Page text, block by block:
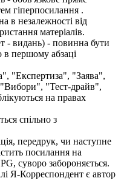
гіперпосилання .
в незалежності від
матеріалів.
- видань) - повинна бути
в першому абзаці
"Експертиза", "Заява",
"Тест-драйв",
на правах
спільно з
передрук, чи наступне
посилання на
суворо забороняється.
Я-Корреспондент є автор